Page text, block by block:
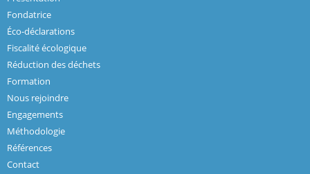
Fondatrice
Éco-déclarations
Fiscalité écologique
Réduction des déchets
Formation
Nous rejoindre
Engagements
Méthodologie
Références
Contact